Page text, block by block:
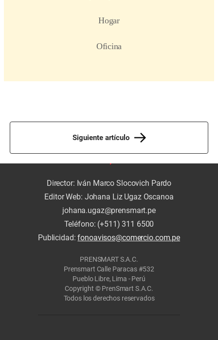
Siguiente artículo
Director: Iván Marco Slocovich Pardo
Editor Web: Johana Liz Ugaz Oscanoa
johana.ugaz@prensmart.pe
Teléfono: (+511) 311 6500
Publicidad:fonoavisos@comercio.com.pe
PRENSMART S.A.C.
Prensmart Calle Paracas #532
Pueblo Libre, Lima - Perú
Copyright © PrenSmart S.A.C.
Todos los derechos reservados